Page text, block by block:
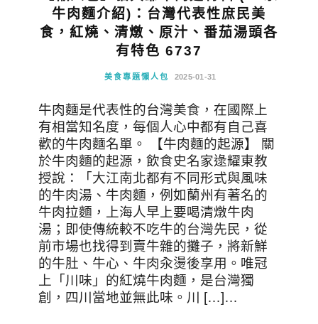
牛肉麵介紹)：台灣代表性庶民美
食，紅燒、清燉、原汁、番茄湯頭各
有特色 6737
美食專題懶人包 2025-01-31
牛肉麵是代表性的台灣美食，在國際上
有相當知名度，每個人心中都有自己喜
歡的牛肉麵名單。 【牛肉麵的起源】 關
於牛肉麵的起源，飲食史名家逯耀東教
授說：「大江南北都有不同形式與風味
的牛肉湯、牛肉麵，例如蘭州有著名的
牛肉拉麵，上海人早上要喝清燉牛肉
湯；即使傳統較不吃牛的台灣先民，從
前市場也找得到賣牛雜的攤子，將新鮮
的牛肚、牛心、牛肉汆燙後享用。唯冠
上「川味」的紅燒牛肉麵，是台灣獨
創，四川當地並無此味。川 […]…